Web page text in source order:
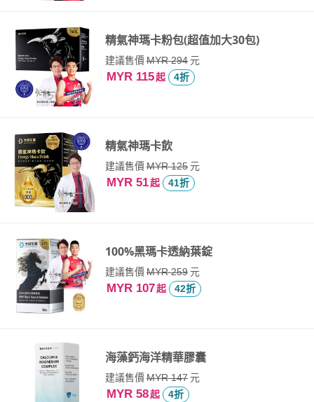
精氣神瑪卡粉包(超值加大30包)
建議售價MYR 294元
MYR 115起 4折
精氣神瑪卡飲
建議售價MYR 125元
MYR 51起 41折
100%黑瑪卡透納葉錠
建議售價MYR 259元
MYR 107起 42折
海藻鈣海洋精華膠囊
建議售價MYR 147元
MYR 58起 4折